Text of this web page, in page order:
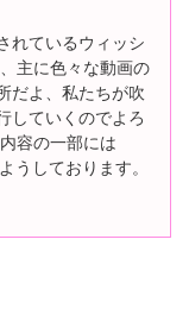
れているウィッシ
主に色々な動画の
だよ、私たちが吹
していくのでよろ
容の一部には
うしております。